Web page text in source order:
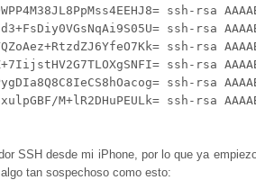
ssh-rsa
ssh-rsa
ssh-rsa
ssh-rsa
ssh-rsa
M+lR2DHuPEULk= ssh-rsa
SSH desde mi iPhone, por lo que ya
tan sospechoso como esto: